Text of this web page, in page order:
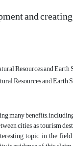
and
Resources and
Resources and Earth
many benefits,
cities as tourism
topic in the